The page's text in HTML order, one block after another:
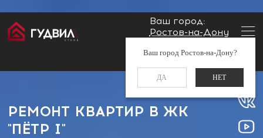
Ваш город:
Ростов-на-Дону
Ваш город Ростов-на-Дону?
ДА НЕТ
Заказать звонок
Главная Застройщики
РЕМОНТ КВАРТИР В ЖК
"ПЁТР I"